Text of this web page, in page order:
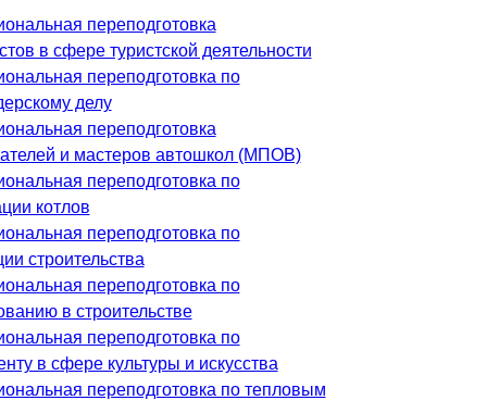
переподготовка
в сфере туристской деятельности
переподготовка по
делу
переподготовка
и мастеров автошкол (МПОВ)
переподготовка по
котлов
переподготовка по
строительства
переподготовка по
в строительстве
переподготовка по
в сфере культуры и искусства
переподготовка по тепловым